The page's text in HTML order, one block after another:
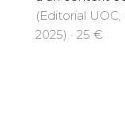
(Editorial UOC,
2025) · 25 €